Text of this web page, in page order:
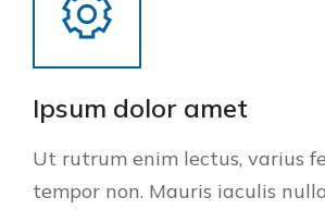
Ipsum dolor amet
Ut rutrum enim lectus, varius
tempor non. Mauris iaculis